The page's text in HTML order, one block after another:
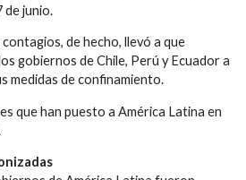
de junio.
de hecho, llevó a que
gobiernos de Chile, Perú y Ecuador a
medidas de confinamiento.
que han puesto a América Latina en